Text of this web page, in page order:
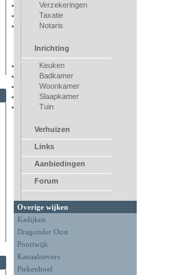
Verzekeringen
Taxatie
Notaris
Inrichting
Keuken
Badkamer
Woonkamer
Slaapkamer
Tuin
Verhuizen
Links
Aanbiedingen
Forum
Overige wijken
Kadijken
Dragonder Oost
Poortwijk
Kanaaloevers
Piekenhoef